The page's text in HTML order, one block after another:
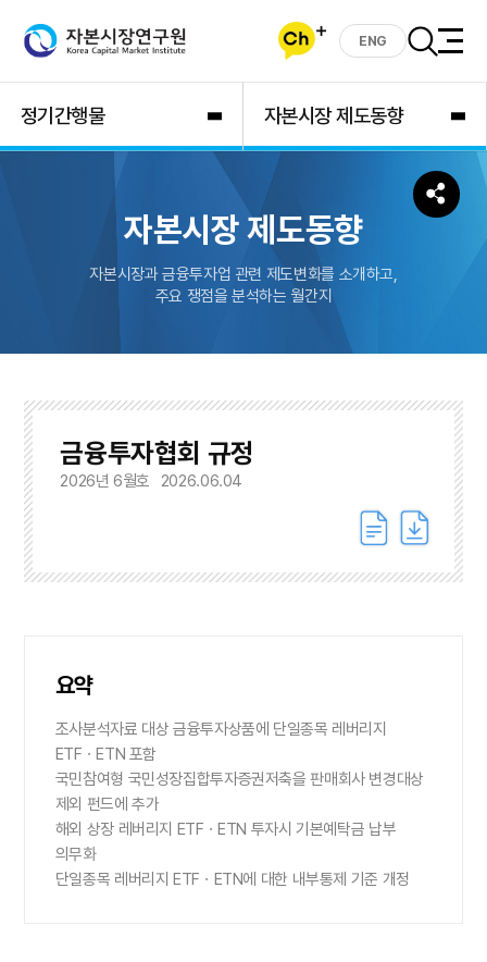
ENG
정기간행물 자본시장 제도동향
자본시장 제도동향
자본시장과 금융투자업 관련 제도변화를 소개하고,
주요 쟁점을 분석하는 월간지
금융투자협회 규정
2026년 6월호 2026.06.04
요약
조사분석자료 대상 금융투자상품에 단일종목 레버리지
ETFㆍETN 포함
국민참여형 국민성장집합투자증권저축을 판매회사 변경대상
제외 펀드에 추가
해외 상장 레버리지 ETFㆍETN 투자시 기본예탁금 납부
의무화
단일종목 레버리지 ETFㆍETN에 대한 내부통제 기준 개정